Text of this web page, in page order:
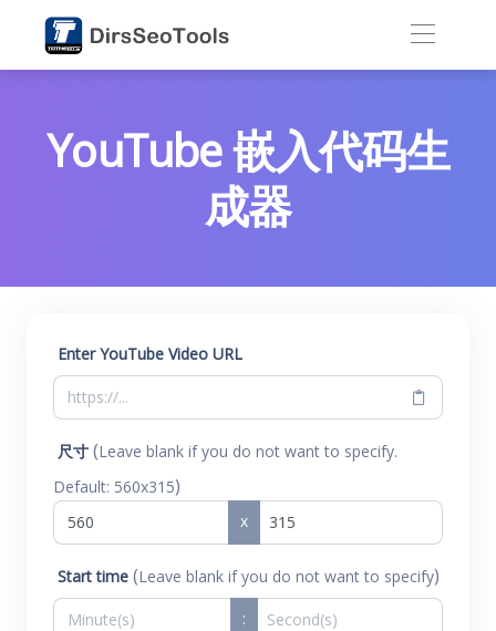
YouTube 嵌入代码生
成器
Enter YouTube Video URL
尺寸 (Leave blank if you do not want to specify.
Default: 560x315)
x
Start time (Leave blank if you do not want to specify)
: